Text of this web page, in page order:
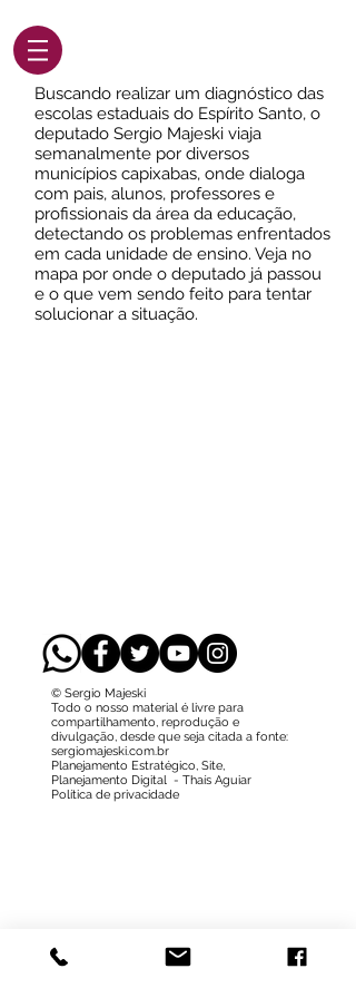
Buscando realizar um diagnóstico das
escolas estaduais do Espírito Santo, o
deputado Sergio Majeski viaja
semanalmente por diversos
municípios capixabas, onde dialoga
com pais, alunos, professores e
profissionais da área da educação,
detectando os problemas enfrentados
em cada unidade de ensino. Veja no
mapa por onde o deputado já passou
e o que vem sendo feito para tentar
solucionar a situação.
© Sergio Majeski
Todo o nosso material é livre para
compartilhamento, reprodução e
divulgação, desde que seja citada a fonte:
sergiomajeski.com.br
Planejamento Estratégico, Site,
Planejamento Digital - Thaís Aguiar
Política de privacidade